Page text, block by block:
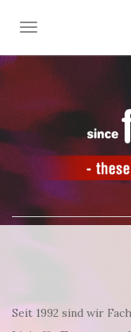
NAVIGATION
Seit 1992 sind wir